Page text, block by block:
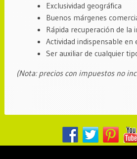
Exclusividad geográfica
Buenos márgenes
Rápida recuperación de la
Actividad indispensable en
Ser auxiliar de cualquier
(Nota: precios con impuestos no